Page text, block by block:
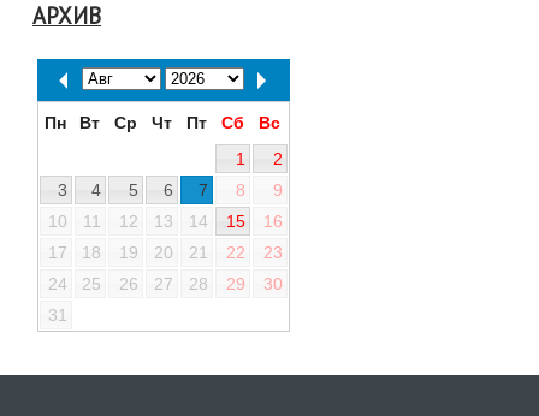
АРХИВ
Пн Вт Ср Чт Пт Сб
Вс
1
2
3
4 5 6 7 8
9
10
11 12 13 14 15
16
17
18 19 20 21 22
23
24
25 26 27 28 29
30
31